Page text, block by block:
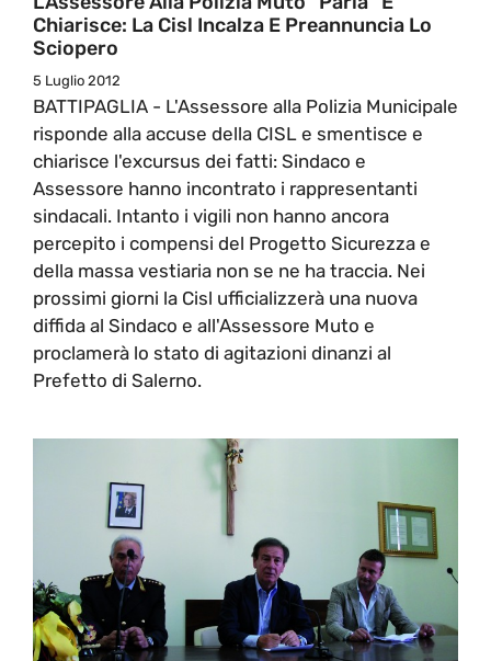
Chiarisce: La Cisl Incalza E Preannuncia Lo
Sciopero
5 Luglio 2012
BATTIPAGLIA - L'Assessore alla Polizia Municipale
risponde alla accuse della CISL e smentisce e
chiarisce l'excursus dei fatti: Sindaco e
Assessore hanno incontrato i rappresentanti
sindacali. Intanto i vigili non hanno ancora
percepito i compensi del Progetto Sicurezza e
della massa vestiaria non se ne ha traccia. Nei
prossimi giorni la Cisl ufficializzerà una nuova
diffida al Sindaco e all'Assessore Muto e
proclamerà lo stato di agitazioni dinanzi al
Prefetto di Salerno.